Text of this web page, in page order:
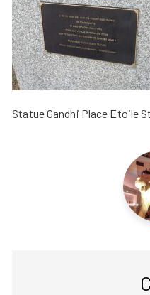
Statue Gandhi Place Etoile